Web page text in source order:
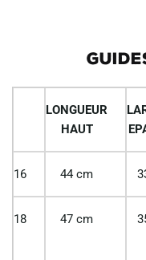
LONGUEUR
HAUT
16 44 cm
18 47 cm